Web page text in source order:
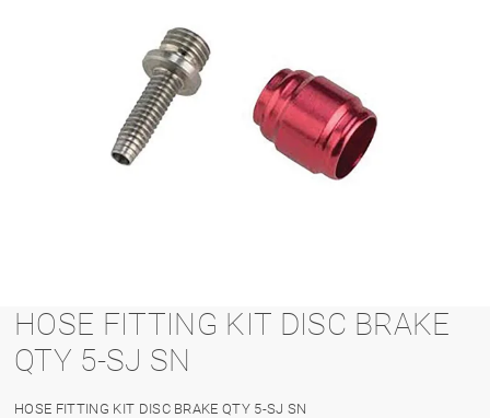
HOSE FITTING KIT DISC BRAKE
QTY 5-SJ SN
HOSE FITTING KIT DISC BRAKE QTY 5-SJ SN